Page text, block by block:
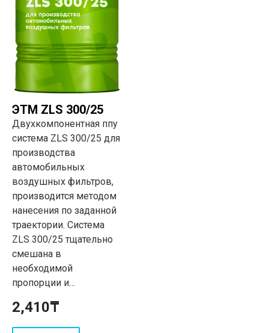
ЭТМ ZLS 300/25
Двухкомпонентная ппу
система ZLS 300/25 для
производства
автомобильных
воздушных фильтров,
производится методом
нанесения по заданной
траектории. Система
ZLS 300/25 тщательно
смешана в
необходимой
пропорции и…
2,410₸